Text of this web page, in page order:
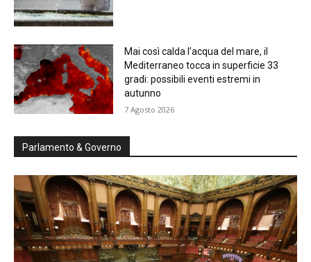
Mai così calda l’acqua del mare, il
Mediterraneo tocca in superficie 33
gradi: possibili eventi estremi in
autunno
7 Agosto 2026
Parlamento & Governo